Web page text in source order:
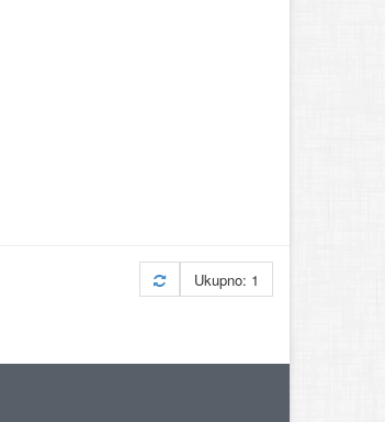
Ukupno: 1